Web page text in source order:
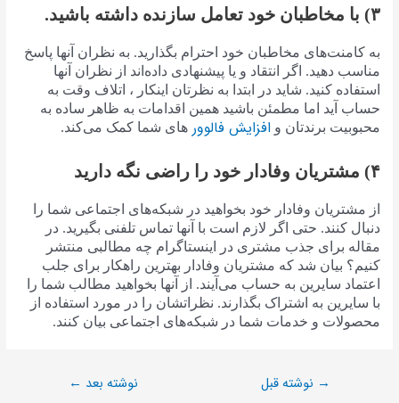
۳) با مخاطبان خود تعامل سازنده داشته باشید.
به کامنت‌های مخاطبان خود احترام بگذارید. به نظران آنها پاسخ
مناسب دهید. اگر انتقاد و یا پیشنهادی داده‌اند از نظران آنها
استفاده کنید. شاید در ابتدا به نظرتان اینکار ، اتلاف وقت به
حساب آید اما مطمئن باشید همین اقدامات به ظاهر ساده به
محبوبیت برندتان وافزایش فالوورهای شما کمک می‌کند.
۴) مشتریان وفادار خود را راضی نگه دارید
از مشتریان وفادار خود بخواهید در شبکه‌های اجتماعی شما را
دنبال کنند. حتی اگر لازم است با آنها تماس تلفنی بگیرید. در
مقاله برای جذب مشتری در اینستاگرام چه مطالبی منتشر
کنیم؟ بیان شد که مشتریان وفادار بهترین راهکار برای جلب
اعتماد سایرین به حساب می‌آیند. از آنها بخواهید مطالب شما را
با سایرین به اشتراک بگذارند. نظراتشان را در مورد استفاده از
محصولات و خدمات شما در شبکه‌های اجتماعی بیان کنند.
→ نوشته قبل نوشته بعد ←